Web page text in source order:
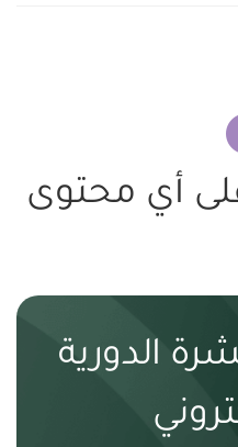
أي محتوى
الدورية